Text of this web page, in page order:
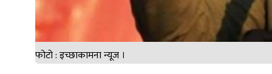
फोटो : इच्छाकामना न्यूज ।